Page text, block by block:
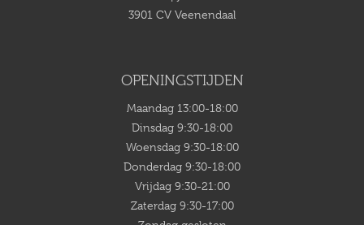
3901 CV Veenendaal
OPENINGSTIJDEN
Maandag 13:00-18:00
Dinsdag 9:30-18:00
Woensdag 9:30-18:00
Donderdag 9:30-18:00
Vrijdag 9:30-21:00
Zaterdag 9:30-17:00